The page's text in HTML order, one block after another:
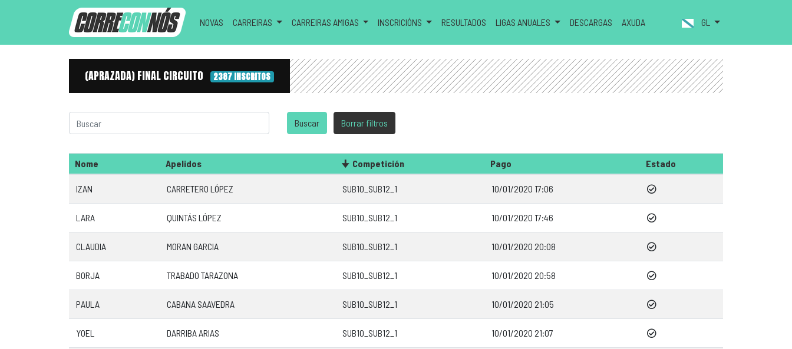
NOVAS CARREIRAS CARREIRAS AMIGAS INSCRICIÓNS RESULTADOS LIGAS ANUALES DESCARGAS AXUDA GL
(APRAZADA) FINAL CIRCUITO 2387 INSCRITOS
Nome Apelidos Competición Pago Estado
IZAN CARRETERO LÓPEZ SUB10_SUB12_1 10/01/2020 17:06
LARA QUINTÁS LÓPEZ SUB10_SUB12_1 10/01/2020 17:46
CLAUDIA MORAN GARCIA SUB10_SUB12_1 10/01/2020 20:08
BORJA TRABADO TARAZONA SUB10_SUB12_1 10/01/2020 20:58
PAULA CABANA SAAVEDRA SUB10_SUB12_1 10/01/2020 21:05
YOEL DARRIBA ARIAS SUB10_SUB12_1 10/01/2020 21:07